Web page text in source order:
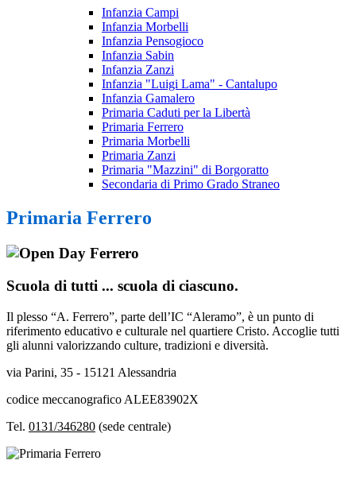
Infanzia Campi
Infanzia Morbelli
Infanzia Pensogioco
Infanzia Sabin
Infanzia Zanzi
Infanzia "Luigi Lama" - Cantalupo
Infanzia Gamalero
Primaria Caduti per la Libertà
Primaria Ferrero
Primaria Morbelli
Primaria Zanzi
Primaria "Mazzini" di Borgoratto
Secondaria di Primo Grado Straneo
Primaria Ferrero
Scuola di tutti ... scuola di ciascuno.
Il plesso “A. Ferrero”, parte dell’IC “Aleramo”, è un punto di
riferimento educativo e culturale nel quartiere Cristo. Accoglie tutti
gli alunni valorizzando culture, tradizioni e diversità.
via Parini, 35 - 15121 Alessandria
codice meccanografico ALEE83902X
Tel. 0131/346280 (sede centrale)